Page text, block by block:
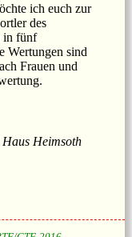
ich euch zur
des
in fünf
Wertungen sind
Frauen und
Heimsoth